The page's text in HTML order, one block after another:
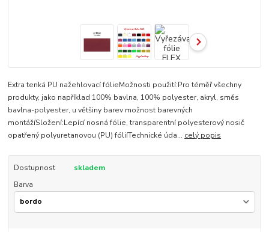
Extra tenká PU nažehlovací fólieMožnosti použití:Pro téměř všechny
produkty, jako například 100% bavlna, 100% polyester, akryl, směs
bavlna-polyester, u většiny barev možnost barevných
montážíSložení:Lepící nosná fólie, transparentní polyesterový nosič
opatřený polyuretanovou (PU) fóliíTechnické úda... celý popis
Dostupnost
skladem
Barva